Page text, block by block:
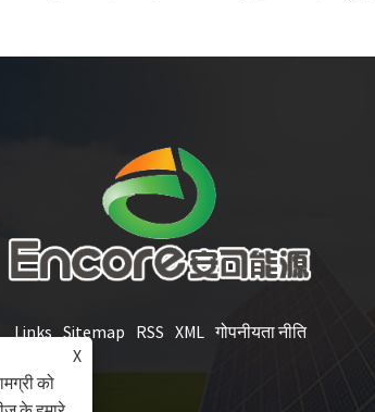
Links Sitemap RSS XML गोपनीयता नीति
X
को